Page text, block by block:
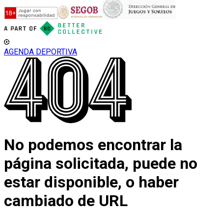
AGENDA DEPORTIVA
No podemos encontrar la
página solicitada, puede no
estar disponible, o haber
cambiado de URL